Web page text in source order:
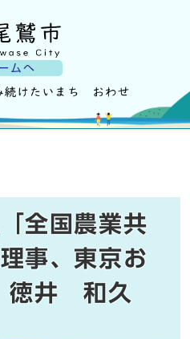
ムへ
全国農業共
事、東京お
徳井 和久